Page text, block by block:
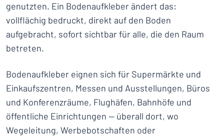
genutzten. Ein Bodenaufkleber ändert das:
vollflächig bedruckt, direkt auf den Boden
aufgebracht, sofort sichtbar für alle, die den Raum
betreten.
Bodenaufkleber eignen sich für Supermärkte und
Einkaufszentren, Messen und Ausstellungen, Büros
und Konferenzräume, Flughäfen, Bahnhöfe und
öffentliche Einrichtungen — überall dort, wo
Wegeleitung, Werbebotschaften oder